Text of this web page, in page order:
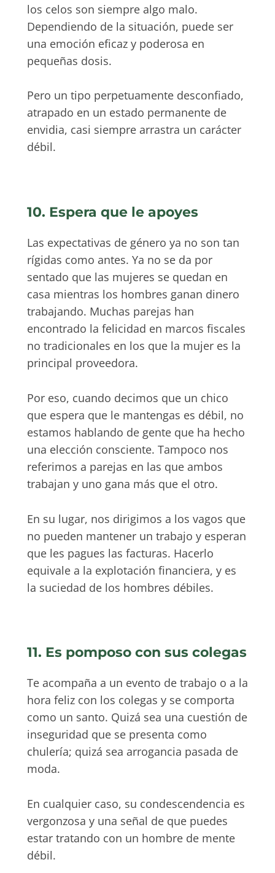
los celos son siempre algo malo.
Dependiendo de la situación, puede ser
una emoción eficaz y poderosa en
pequeñas dosis.
Pero un tipo perpetuamente desconfiado,
atrapado en un estado permanente de
envidia, casi siempre arrastra un carácter
débil.
10. Espera que le apoyes
Las expectativas de género ya no son tan
rígidas como antes. Ya no se da por
sentado que las mujeres se quedan en
casa mientras los hombres ganan dinero
trabajando. Muchas parejas han
encontrado la felicidad en marcos fiscales
no tradicionales en los que la mujer es la
principal proveedora.
Por eso, cuando decimos que un chico
que espera que le mantengas es débil, no
estamos hablando de gente que ha hecho
una elección consciente. Tampoco nos
referimos a parejas en las que ambos
trabajan y uno gana más que el otro.
En su lugar, nos dirigimos a los vagos que
no pueden mantener un trabajo y esperan
que les pagues las facturas. Hacerlo
equivale a la explotación financiera, y es
la suciedad de los hombres débiles.
11. Es pomposo con sus colegas
Te acompaña a un evento de trabajo o a la
hora feliz con los colegas y se comporta
como un santo. Quizá sea una cuestión de
inseguridad que se presenta como
chulería; quizá sea arrogancia pasada de
moda.
En cualquier caso, su condescendencia es
vergonzosa y una señal de que puedes
estar tratando con un hombre de mente
débil.